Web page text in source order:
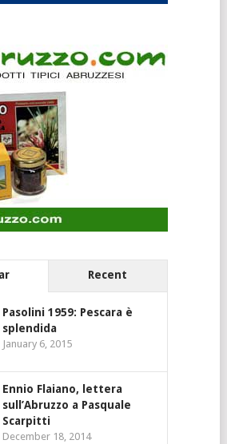
Recent
Pasolini 1959: Pescara è
splendida
January 6, 2015
Ennio Flaiano, lettera
sull’Abruzzo a Pasquale
Scarpitti
December 18, 2014